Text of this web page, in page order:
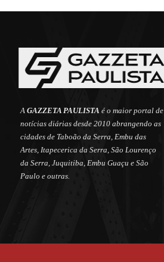
A GAZZETA PAULISTA é o maior portal de
notícias diárias desde 2010 abrangendo as
cidades de Taboão da Serra, Embu das
Artes, Itapecerica da Serra, São Lourenço
da Serra, Juquitiba, Embu Guaçu e São
Paulo e outras.